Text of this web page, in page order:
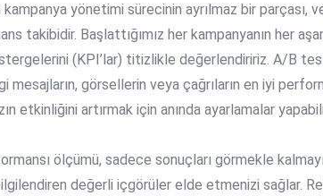
kampanya yönetimi sürecinin ayrılmaz bir parçası,
takibidir. Başlattığımız her kampanyanın her
(KPI’lar) titizlikle değerlendiririz. A/B
mesajların, görsellerin veya çağrıların en iyi
etkinliğini artırmak için anında ayarlamalar
ölçümü, sadece sonuçları görmekle
değerli içgörüler elde etmenizi sağlar.